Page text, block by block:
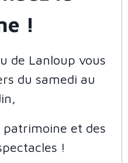
!
de Lanloup vous
du samedi au
et des
!